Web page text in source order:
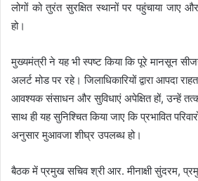
लोगों को तुरंत सुरक्षित स्थानों पर पहुंचाया जाए
हो।
मुख्यमंत्री ने यह भी स्पष्ट किया कि पूरे मानसून
अलर्ट मोड पर रहे। जिलाधिकारियों द्वारा आपदा
आवश्यक संसाधन और सुविधाएं अपेक्षित हों, उन्हें
साथ ही यह सुनिश्चित किया जाए कि प्रभावित
अनुसार मुआवजा शीघ्र उपलब्ध हो।
बैठक में प्रमुख सचिव श्री आर. मीनाक्षी सुंदरम,